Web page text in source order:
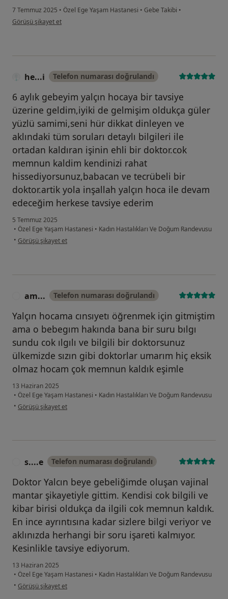
7 Temmuz 2025 • Özel Ege Yaşam Hastanesi • Gebe Takibi •
kullanıcının görüşüne göre m....s
Görüşü şikayet et
he...i Telefon numarası doğrulandı
6 aylık gebeyim yalçın hocaya bir tavsiye
üzerine geldim,iyiki de gelmişim oldukça güler
yüzlü samimi,seni hür dikkat dinleyen ve
aklındaki tüm soruları detaylı bilgileri ile
ortadan kaldıran işinin ehli bir doktor.cok
memnun kaldim kendinizi rahat
hissediyorsunuz,babacan ve tecrübeli bir
doktor.artik yola inşallah yalçın hoca ile devam
edeceğim herkese tavsiye ederim
5 Temmuz 2025
• Özel Ege Yaşam Hastanesi • Kadın Hastalıkları Ve Doğum Randevusu
• kullanıcının görüşüne göre he...i
Görüşü şikayet et
am... Telefon numarası doğrulandı
Yalçın hocama cınsıyetı öğrenmek için gitmiştim
ama o bebegım hakında bana bir suru bılgı
sundu cok ılgılı ve bilgili bir doktorsunuz
ülkemizde sızın gibi doktorlar umarım hiç eksik
olmaz hocam çok memnun kaldık eşimle
13 Haziran 2025
• Özel Ege Yaşam Hastanesi • Kadın Hastalıkları Ve Doğum Randevusu
• kullanıcının görüşüne göre am...
Görüşü şikayet et
s....e Telefon numarası doğrulandı
Doktor Yalcın beye gebeliğimde oluşan vajinal
mantar şikayetiyle gittim. Kendisi cok bilgili ve
kibar birisi oldukça da ilgili cok memnun kaldık.
En ince ayrıntısına kadar sizlere bilgi veriyor ve
aklınızda herhangi bir soru işareti kalmıyor.
Kesinlikle tavsiye ediyorum.
13 Haziran 2025
• Özel Ege Yaşam Hastanesi • Kadın Hastalıkları Ve Doğum Randevusu
• kullanıcının görüşüne göre s....e
Görüşü şikayet et